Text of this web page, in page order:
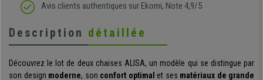
Avis clients authentiques sur Ekomi, Note 4,9/5
Description détaillée
Découvrez le lot de deux chaises ALISA, un modèle qui se distingue par
son design moderne, son confort optimal et ses matériaux de grande